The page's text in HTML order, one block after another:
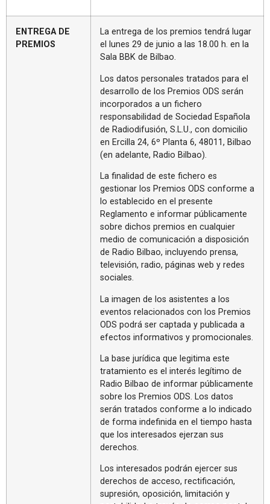
ENTREGA DE
PREMIOS
La entrega de los premios tendrá lugar
el lunes 29 de junio a las 18.00 h. en la
Sala BBK de Bilbao.
Los datos personales tratados para el
desarrollo de los Premios ODS serán
incorporados a un fichero
responsabilidad de Sociedad Española
de Radiodifusión, S.L.U., con domicilio
en Ercilla 24, 6º Planta 6, 48011, Bilbao
(en adelante, Radio Bilbao).
La finalidad de este fichero es
gestionar los Premios ODS conforme a
lo establecido en el presente
Reglamento e informar públicamente
sobre dichos premios en cualquier
medio de comunicación a disposición
de Radio Bilbao, incluyendo prensa,
televisión, radio, páginas web y redes
sociales.
La imagen de los asistentes a los
eventos relacionados con los Premios
ODS podrá ser captada y publicada a
efectos informativos y promocionales.
La base jurídica que legitima este
tratamiento es el interés legítimo de
Radio Bilbao de informar públicamente
sobre los Premios ODS. Los datos
serán tratados conforme a lo indicado
de forma indefinida en el tiempo hasta
que los interesados ejerzan sus
derechos.
Los interesados podrán ejercer sus
derechos de acceso, rectificación,
supresión, oposición, limitación y